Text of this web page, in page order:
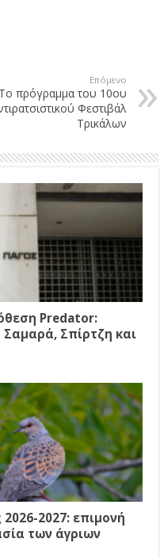
Επόμενο
Το πρόγραμμα του 10ου
Φεστιβάλ
Τρικάλων
Predator:
Σπίρτζη και
2027: επιμονή
των άγριων